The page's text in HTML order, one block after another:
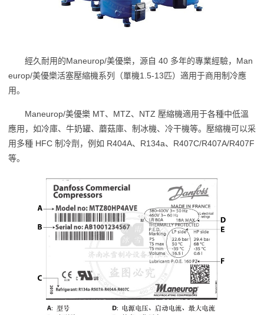
經久耐用的Maneurop/美優樂，源自 40 多年的專業經驗，Man
europ/美優樂活塞壓縮機系列（單機1.5-13匹）適用于商用制冷應
用。
Maneurop/美優樂 MT、MTZ、NTZ 壓縮機適用于各種中低溫
應用，如冷庫、牛奶罐、蘑菇庫、制冰機、冷干機等。壓縮機可以采
用多種 HFC 制冷劑，例如 R404A、R134a、R407C/R407A/R407F
等。